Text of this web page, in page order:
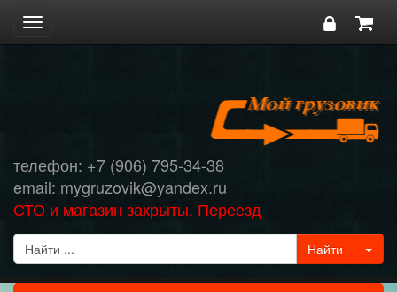
Toggle
navigation
телефон: +7 (906) 795-34-38
email: mygruzovik@yandex.ru
СТО и магазин закрыты. Переезд